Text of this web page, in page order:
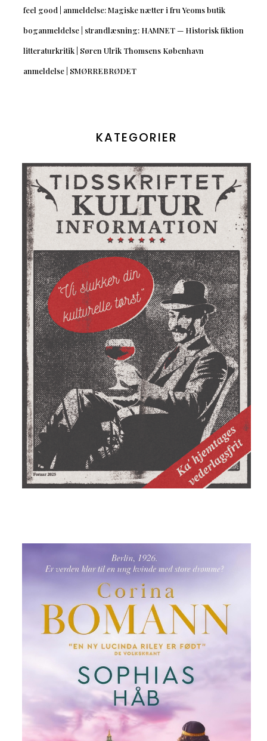
feel good | anmeldelse: Magiske nætter i fru Yeoms butik
boganmeldelse | strandlæsning: HAMNET — Historisk fiktion
litteraturkritik | Søren Ulrik Thomsens København
anmeldelse | SMØRREBRØDET
KATEGORIER